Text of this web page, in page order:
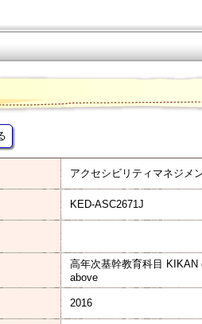
アクセシビリティマネジメ
KED-ASC2671J
高年次基幹教育科目
above
2016